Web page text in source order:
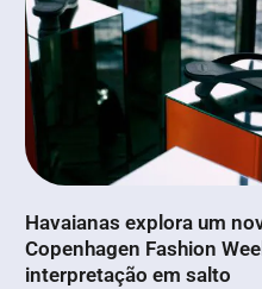
Havaianas explora um
Copenhagen Fashion
interpretação em salto